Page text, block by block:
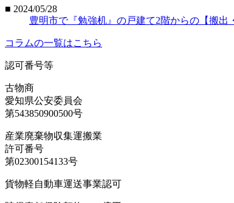
■ 2024/05/28
豊明市で『勉強机』の戸建て2階からの【搬
コラムの一覧はこちら
認可番号等
古物商
愛知県公安委員会
第543850900500号
産業廃棄物収集運搬業
許可番号
第02300154133号
貨物軽自動車運送事業認可